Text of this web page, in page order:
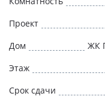
Выбор
Офис продаж
Работа
Проект
Дом
ЖК
Этаж
Срок сдачи